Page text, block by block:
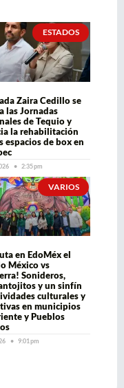
ESTADOS
Zaira Cedillo se
las Jornadas
de Tequio y
la rehabilitación
espacios de box en
2:35 pm
VARIOS
en EdoMéx el
México vs
Sonideros,
y un sinfín
culturales y
en municipios
y Pueblos
9:01 pm